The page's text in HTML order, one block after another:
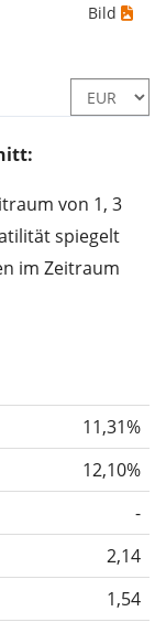
Bild
von 1, 3
spiegelt
im Zeitraum
Wir
Daten der
kannst, ob
Zeit stärker
11,31%
12,10%
-
2,14
1,54